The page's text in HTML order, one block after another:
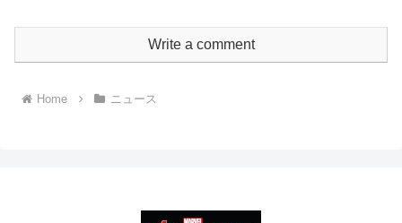
Write a comment
Home ニュース